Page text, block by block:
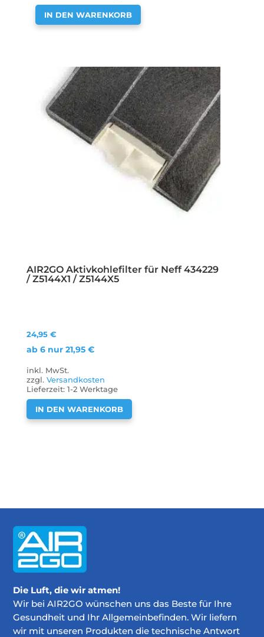
IN DEN WARENKORB
AIR2GO Aktivkohlefilter für Neff 434229
/ Z5144X1 / Z5144X5
24,95€
ab 6 nur21,95€
inkl. MwSt.
zzgl.Versandkosten
Lieferzeit:1-2 Werktage
IN DEN WARENKORB
Die Luft, die wir atmen!
Wir bei AIR2GO wünschen uns das Beste für Ihre
Gesundheit und Ihr Allgemeinbefinden. Wir liefern
wir mit unseren Produkten die technische Antwort